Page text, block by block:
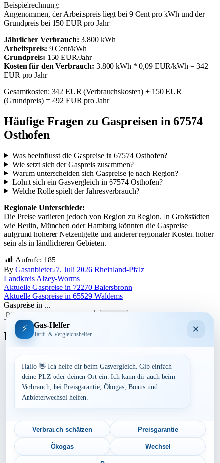
Beispielrechnung:
Angenommen, der Arbeitspreis liegt bei 9 Cent pro kWh und der
Grundpreis bei 150 EUR pro Jahr:
Jährlicher Verbrauch: 3.800 kWh
Arbeitspreis: 9 Cent/kWh
Grundpreis: 150 EUR/Jahr
Kosten für den Verbrauch: 3.800 kWh * 0,09 EUR/kWh = 342
EUR pro Jahr
Gesamtkosten: 342 EUR (Verbrauchskosten) + 150 EUR
(Grundpreis) = 492 EUR pro Jahr
Häufige Fragen zu Gaspreisen in 67574
Osthofen
Was beeinflusst die Gaspreise in 67574 Osthofen?
Wie setzt sich der Gaspreis zusammen?
Warum unterscheiden sich Gaspreise je nach Region?
Lohnt sich ein Gasvergleich in 67574 Osthofen?
Welche Rolle spielt der Jahresverbrauch?
Regionale Unterschiede:
Die Preise variieren jedoch von Region zu Region. In Großstädten
wie Berlin, München oder Hamburg könnten die Gaspreise
aufgrund höherer Netzentgelte und anderer regionaler Kosten höher
sein als in ländlicheren Gebieten.
Aufrufe: 185
By Gasanbieter27. Juli 2026 Rheinland-Pfalz
Landkreis Alzey-Worms
Beitragsnavigation
Aktuelle Gaspreise in 72270 Baiersbronn
Aktuelle Gaspreise in 65529 Waldems
Gaspreise in ...
Bundesland
Bayern
Berlin
Brandenburg
Hamburg
Mecklenburg-Vorpommern
Niedersachsen
Nordrhein-Westfalen
Rheinland-Pfalz
Saarland
⚡ Gas-Helfer
Tarif- & Vergleichshelfer ×
Hallo 👋 Ich helfe dir beim Gasvergleich. Gib einfach
deine PLZ oder deinen Ort ein. Ich kann dir auch beim
Verbrauch, bei Preisgarantie, Ökogas, Bonus und
Anbieterwechsel helfen.
Verbrauch schätzen Preisgarantie
Ökogas Wechsel